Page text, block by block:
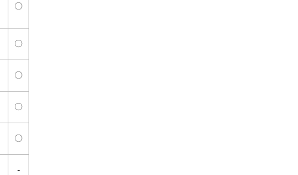
〇
〇
〇
〇
〇
-